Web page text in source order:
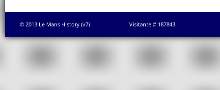
© 2013 Le Mans History (v7) Visitante # 187843